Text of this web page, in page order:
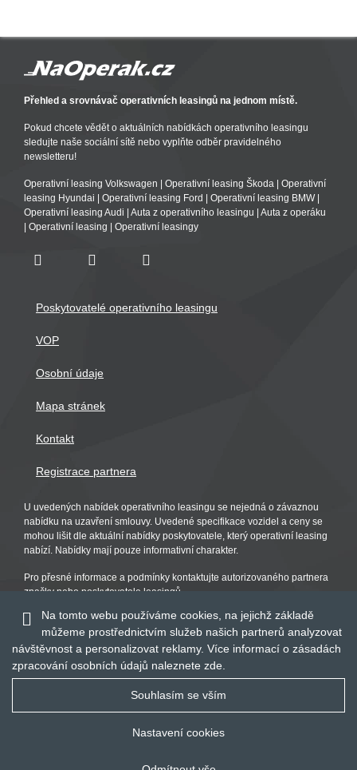
Přehled a srovnávač operativních leasingů na jednom místě.
Pokud chcete vědět o aktuálních nabídkách operativního leasingu
sledujte naše sociální sítě nebo vyplňte odběr pravidelného
newsletteru!
Operativní leasing Volkswagen Operativní leasing Škoda
Operativní
leasing Hyundai
Operativní leasing Ford Operativní leasing BMW|
Operativní leasing Audi
Auta z operativního leasingu
Auta z operáku
Operativní leasing Operativní leasingy
Poskytovatelé operativního leasingu
VOP
Osobní údaje
Mapa stránek
Kontakt
Registrace partnera
U uvedených nabídek operativního leasingu se nejedná o závaznou
nabídku na uzavření smlouvy. Uvedené specifikace vozidel a ceny se
mohou lišit dle aktuální nabídky poskytovatele, který operativní leasing
nabízí. Nabídky mají pouze informativní charakter.
Pro přesné informace a podmínky kontaktujte autorizovaného partnera
značky nebo poskytovatele leasingů.
Na tomto webu používáme cookies, na jejichž základě
můžeme prostřednictvím služeb našich partnerů analyzovat
návštěvnost a personalizovat reklamy. Více informací o zásadách
zpracování osobních údajů naleznete zde
Souhlasím se vším
Nastavení cookies